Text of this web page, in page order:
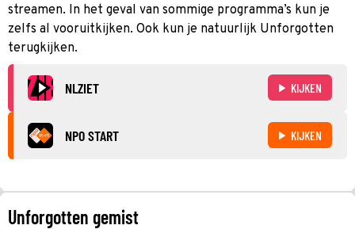
streamen. In het geval van sommige programma’s kun je
zelfs al vooruitkijken. Ook kun je natuurlijk Unforgotten
terugkijken.
NLZIET KIJKEN
NPO START KIJKEN
Unforgotten gemist